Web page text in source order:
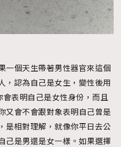
一個天生帶著男性器官來這個
，認為自己是女生，變性後用
表明自己是女性身份，而且
又會不會跟對象表明自己曾是
是相對理解，就像你平日去公
己是男還是女一樣。如果選擇